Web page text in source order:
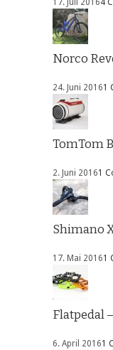
17. Juli 20164
Norco
24. Juni 20161
TomTom
2. Juni 20161
Shimano
17. Mai 20161
Flatpedal
6. April 20161